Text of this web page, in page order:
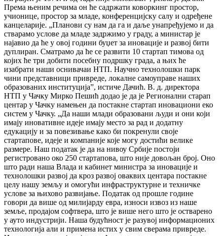
Према њеним речима он ће садржати коворкинг простор,
учионице, простор за младе, конференцијску салу и одређене
канцеларије. „Планови су нам да га и даље унапређујемо и да
стварамо услове да младе задржимо у граду, а министар је
најавио да ће у овој години буџет за иновације и развој бити
дуплиран. Сматрамо да ће се развити 10 стартап тимова од
којих ће три добити посебну подршку града, а њих ће
изабрати наши оснивачаи НТП. Научно технолошки парк
чини представници привреде, локалне самоуправе наших
образованих институција”, истиче Дачић. В. д. директора
НТП у Чачку Мирко Пешић додао је да је Регионални старап
центар у Чачку намењен да постакне стартап иновациони еко
систем у Чачку. „Да наши млади образовани људи и они који
имају иновативне идеје имају место за рад и додатну
едукацију и за повезивање како би покренули своје
стартапове, идеје и компаније које могу достићи велике
размере. Наш податак је да на нивоу Србије постоји
регистровано око 250 стартапова, што није довољан број. Оно
што ради наша Влада и кабинет министра за иновације и
технолошки развој да кроз развој оваквих центара постакне
целу нашу земљу и омогући инфраструктурне и техничке
услове за њихово развијање. Податак од прошле године
говори да више од милијарду евра, износи извоз из наше
земље, продајом софтвера, што је више него што је остварено
у ауто индустрији. Наша будућност је разувој информационих
технологија али и примена истих у свим сверама привреде.